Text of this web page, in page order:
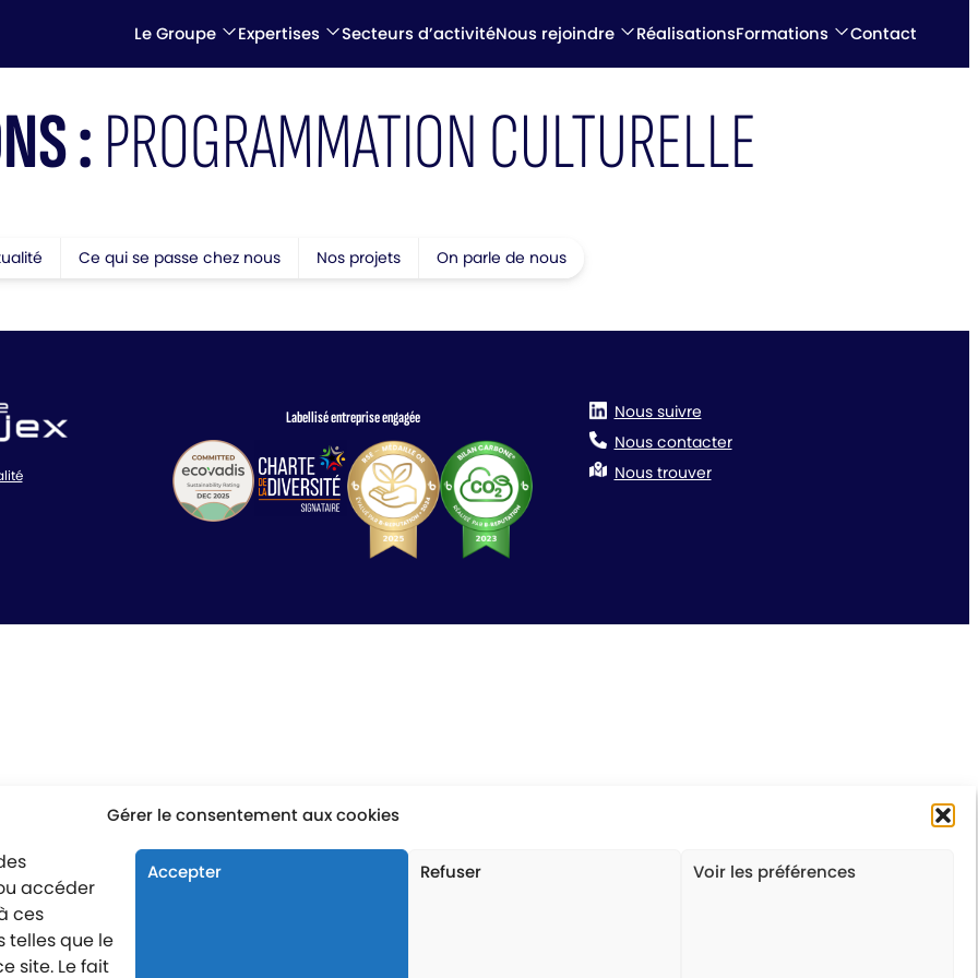
Gérer le consentement aux cookies
accéder
ces
telles que le
site. Le fait
Accepter Refuser Voir les préférences
Le Groupe Expertises Secteurs d’activitéNous rejoindre RéalisationsFormations Contact
:PROGRAMMATION CULTURELLE
Ce qui se passe chez nous Nos projets On parle de nous
Labellisé entreprise engagée
Nous suivre
Nous contacter
Nous trouver